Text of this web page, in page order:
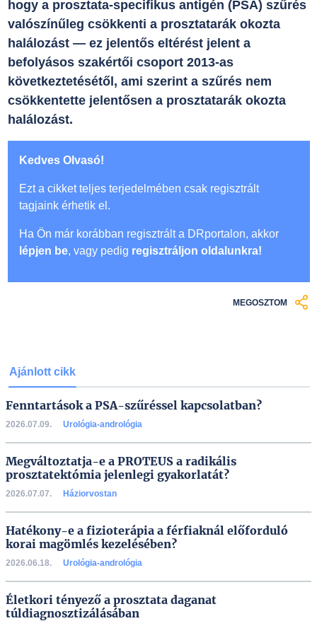
hogy a prosztata-specifikus antigén (PSA) szűrés
valószínűleg csökkenti a prosztatarák okozta
halálozást — ez jelentős eltérést jelent a
befolyásos szakértői csoport 2013-as
következtetésétől, ami szerint a szűrés nem
csökkentette jelentősen a prosztatarák okozta
halálozást.
Kedves Olvasó!
Ezt a cikket teljes terjedelmében csak regisztrált
tagjaink érhetik el.
Ha Ön már korábban regisztrált a DRportalon, akkor
lépjen be, vagy pedig regisztráljon oldalunkra!
MEGOSZTOM
Ajánlott cikk
Fenntartások a PSA-szűréssel kapcsolatban?
2026.07.09. Urológia-andrológia
Megváltoztatja-e a PROTEUS a radikális
prosztatektómia jelenlegi gyakorlatát?
2026.07.07. Háziorvostan
Hatékony-e a fizioterápia a férfiaknál előforduló
korai magömlés kezelésében?
2026.06.18. Urológia-andrológia
Életkori tényező a prosztata daganat
túldiagnosztizálásában